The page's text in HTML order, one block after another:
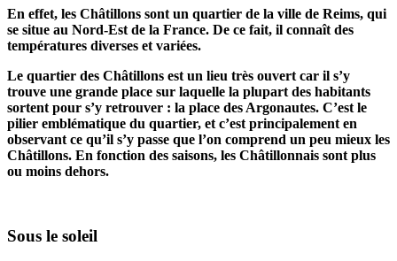
En effet, les Châtillons sont un quartier de la ville de Reims, qui
se situe au Nord-Est de la France. De ce fait, il connaît des
températures diverses et variées.
Le quartier des Châtillons est un lieu très ouvert car il s’y
trouve une grande place sur laquelle la plupart des habitants
sortent pour s’y retrouver : la place des Argonautes. C’est le
pilier emblématique du quartier, et c’est principalement en
observant ce qu’il s’y passe que l’on comprend un peu mieux les
Châtillons. En fonction des saisons, les Châtillonnais sont plus
ou moins dehors.
Sous le soleil